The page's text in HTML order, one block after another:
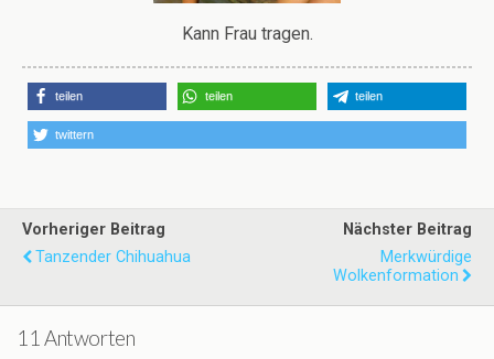
Kann Frau tragen.
teilen teilen teilen
twittern
Vorheriger Beitrag
Tanzender Chihuahua
Nächster Beitrag
Merkwürdige
Wolkenformation
11 Antworten